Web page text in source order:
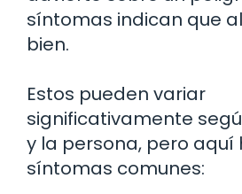
síntomas indican que
bien.
Estos pueden variar
significativamente
y la persona, pero aquí
síntomas comunes: